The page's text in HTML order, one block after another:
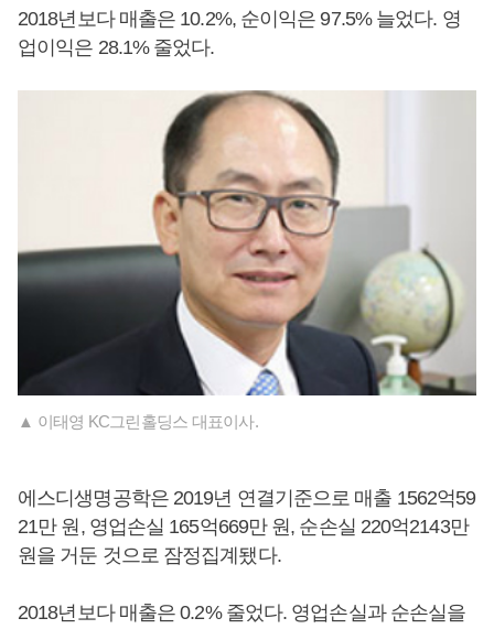
2018년보다 매출은 10.2%, 순이익은 97.5% 늘었다. 영
업이익은 28.1% 줄었다.
▲ 이태영 KC그린홀딩스 대표이사.
에스디생명공학은 2019년 연결기준으로 매출 1562억59
21만 원, 영업손실 165억669만 원, 순손실 220억2143만
원을 거둔 것으로 잠정집계됐다.
2018년보다 매출은 0.2% 줄었다. 영업손실과 순손실을